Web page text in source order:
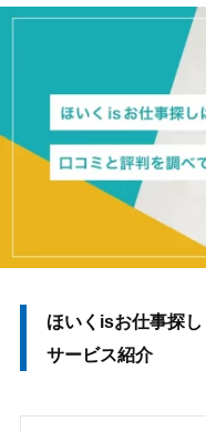
ほいくisお仕事探
サービス紹介